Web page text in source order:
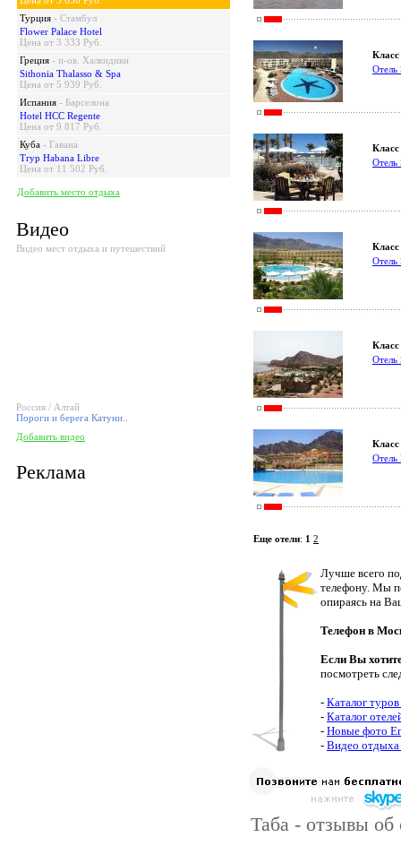
Турция - Стамбул
Flower Palace Hotel
Цена от 3 333 Руб.
Греция - п-ов. Халкидики
Sithonia Thalasso & Spa
Цена от 5 939 Руб.
Испания - Барселона
Hotel HCC Regente
Цена от 9 817 Руб.
Куба - Гавана
Tryp Habana Libre
Цена от 11 502 Руб.
Добавить место отдыха
Видео
Видео мест отдыха и путешествий
Россия / Алтай
Пороги и берега Катуни..
Добавить видео
Реклама
Отель
Отель
Отель
Отель
Отель
Еще отели: 1 2
Лучше всего
телефону. Мы
опираясь на
Телефон в
Если Вы
посмотреть
- Каталог
- Каталог
- Новые фото
- Видео отдыха
Таба - отзывы об